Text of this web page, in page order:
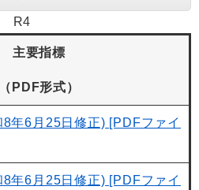
R4
主要指標
（PDF形式）
8年6月25日修正) [PDFファイ
8年6月25日修正) [PDFファイ